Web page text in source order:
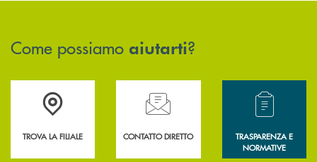
Come possiamo aiutarti?
Accedi all' elenco completo delle filiali .
TROVA LA FILIALE
Hai bisogno di assistenza immediata?
CONTATTO DIRETTO
Hai bisogno di
TRASPARENZA E
NORMATIVE